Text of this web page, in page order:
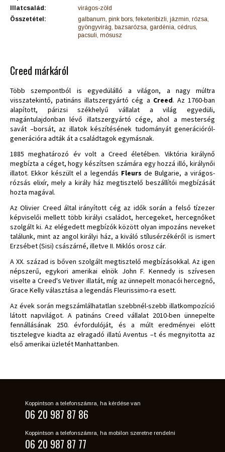
Illatcsalád:
virágos-zöld
Összetétel:
galbanum, pink bors, feketeribizli, jázmin, rózsa,
gyöngyvirág, bazsarózsa, gardénia, cédrus,
pacsuli, mósusz
Creed márkáról
Több szempontból is egyedülálló a világon, a nagy múltra
visszatekintő, patináns illatszergyártó cég a Creed. Az 1760-ban
alapított, párizsi székhelyű vállalat a világ egyedüli,
magántulajdonban lévő illatszergyártó cége, ahol a mesterség
savát –borsát, az illatok készítésének tudományát generációról-
generációra adták át a családtagok egymásnak.
1885 meghatározó év volt a Creed életében. Viktória királynő
megbízta a céget, hogy készítsen számára egy hozzá illó, királynői
illatot. Ekkor készült el a legendás Fleurs de Bulgarie, a virágos-
rózsás elixír, mely a király ház megtisztelő beszállítói megbízását
hozta magával.
Az Olivier Creed által irányított cég az idők során a felső tízezer
képviselői mellett több királyi családot, hercegeket, hercegnőket
szolgált ki. Az elégedett megbízók között olyan impozáns neveket
találunk, mint az angol királyi ház, a kiváló stílusérzékéről is ismert
Erzsébet (Sisi) császárné, illetve II. Miklós orosz cár.
A XX. század is bőven szolgált megtisztelő megbízásokkal. Az igen
népszerű, egykori amerikai elnök John F. Kennedy is szívesen
viselte a Creed's Vetiver illatát, míg az ünnepelt monacói hercegnő,
Grace Kelly választása a legendás Fleurissimo-ra esett.
Az évek során megszámlálhatatlan szebbnél-szebb illatkompozíció
látott napvilágot. A patináns Creed vállalat 2010-ben ünnepelte
fennállásának 250. évfordulóját, és a múlt eredményei elött
tisztelegve kiadta az elragadó illatú Aventus –t és megnyitotta az
első amerikai üzletét Manhattanben.
Koppintson a telefonszámra, ha kérdése van
06 20 987 87 86
Koppintson a telefonszámra, ha mobilon szeretne rendelni
06 20 987 87 77